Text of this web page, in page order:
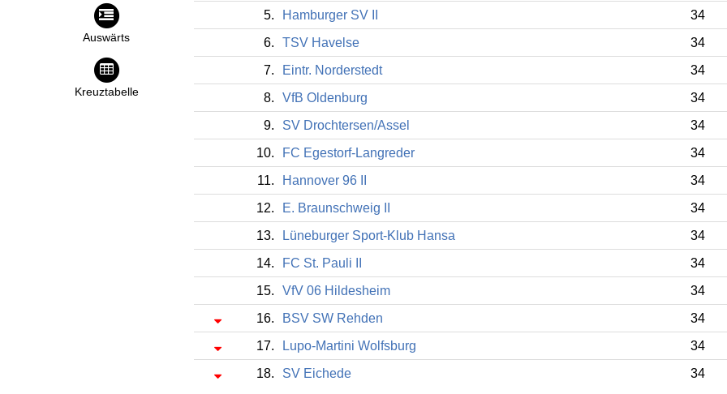
Auswärts
Kreuztabelle
5.
Hamburger SV II 34
6.
TSV Havelse 34
7.
Eintr. Norderstedt 34
8.
VfB Oldenburg 34
9.
SV Drochtersen/Assel 34
10.
FC Egestorf-Langreder 34
11.
Hannover 96 II 34
12.
E. Braunschweig II 34
13.
Lüneburger Sport-Klub Hansa 34
14.
FC St. Pauli II 34
15.
VfV 06 Hildesheim 34
16.
BSV SW Rehden 34
17.
Lupo-Martini Wolfsburg 34
18.
SV Eichede 34